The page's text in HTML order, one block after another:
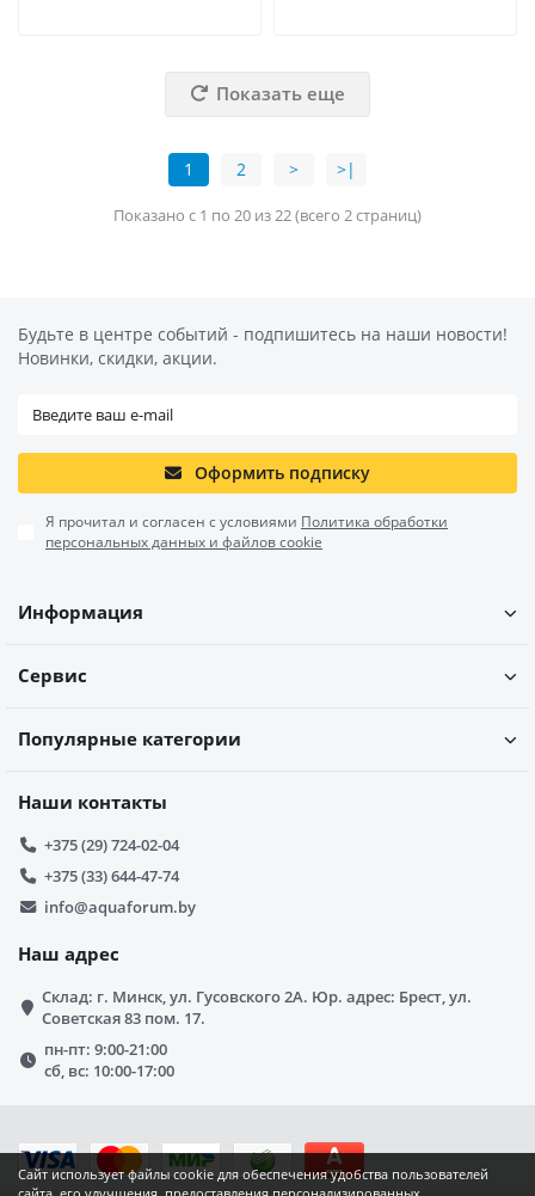
Показать еще
1 2 > >|
Показано с 1 по 20 из 22 (всего 2 страниц)
Сайт использует файлы cookie для обеспечения удобства пользователей
Будьте в центре событий - подпишитесь на наши новости!
Новинки, скидки, акции.
Оформить подписку
Я прочитал и согласен с условиями Политика обработки
персональных данных и файлов cookie
Информация
Сервис
Популярные категории
Наши контакты
+375 (29) 724-02-04
+375 (33) 644-47-74
info@aquaforum.by
Наш адрес
Склад: г. Минск, ул. Гусовского 2А. Юр. адрес: Брест, ул.
Советская 83 пом. 17.
пн-пт: 9:00-21:00
сб, вс: 10:00-17:00